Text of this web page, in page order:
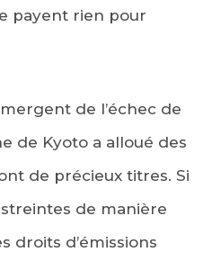
payent rien pour
de l’échec de
de Kyoto a alloué des
de précieux titres. Si
de manière
droits d’émissions